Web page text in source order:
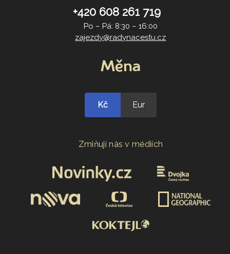
+420 608 261 719
Po – Pá: 8:30 – 16:00
zajezdy@radynacestu.cz
Měna
Kč Eur
Zmiňují nás v médiích